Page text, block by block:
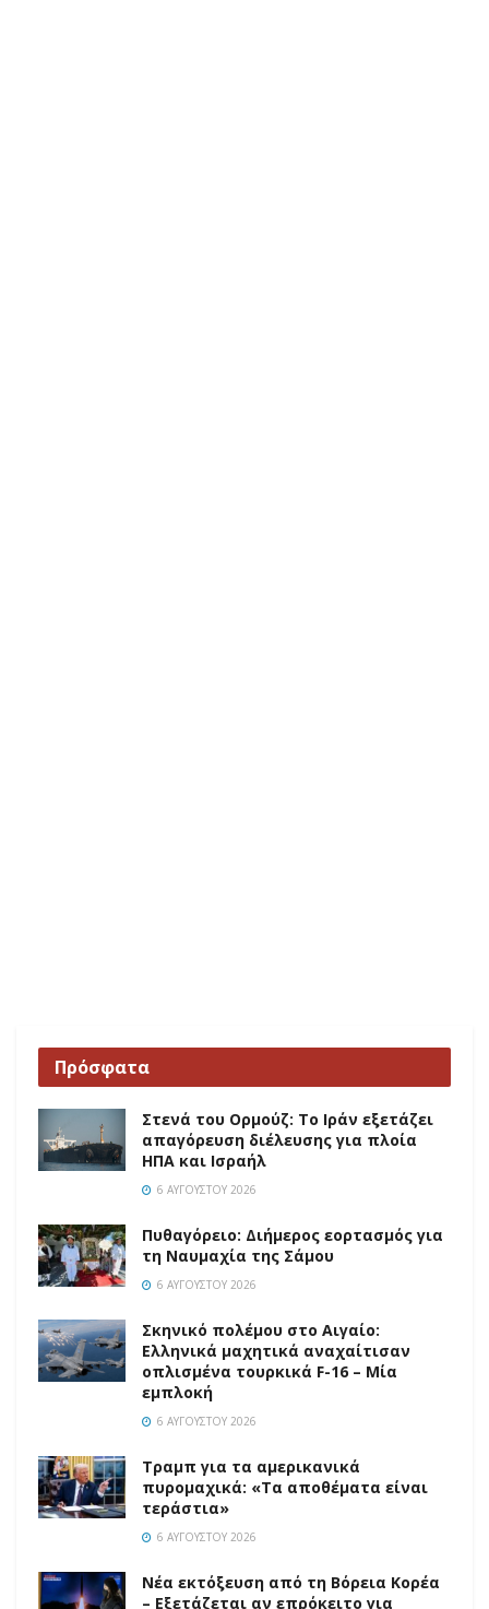
Πρόσφατα
Στενά του Ορμούζ: Το Ιράν εξετάζει
απαγόρευση διέλευσης για πλοία
ΗΠΑ και Ισραήλ
6 ΑΥΓΟΎΣΤΟΥ 2026
Πυθαγόρειο: Διήμερος εορτασμός για
τη Ναυμαχία της Σάμου
6 ΑΥΓΟΎΣΤΟΥ 2026
Σκηνικό πολέμου στο Αιγαίο:
Ελληνικά μαχητικά αναχαίτισαν
οπλισμένα τουρκικά F-16 – Μία
εμπλοκή
6 ΑΥΓΟΎΣΤΟΥ 2026
Τραμπ για τα αμερικανικά
πυρομαχικά: «Τα αποθέματα είναι
τεράστια»
6 ΑΥΓΟΎΣΤΟΥ 2026
Νέα εκτόξευση από τη Βόρεια Κορέα
– Εξετάζεται αν επρόκειτο για